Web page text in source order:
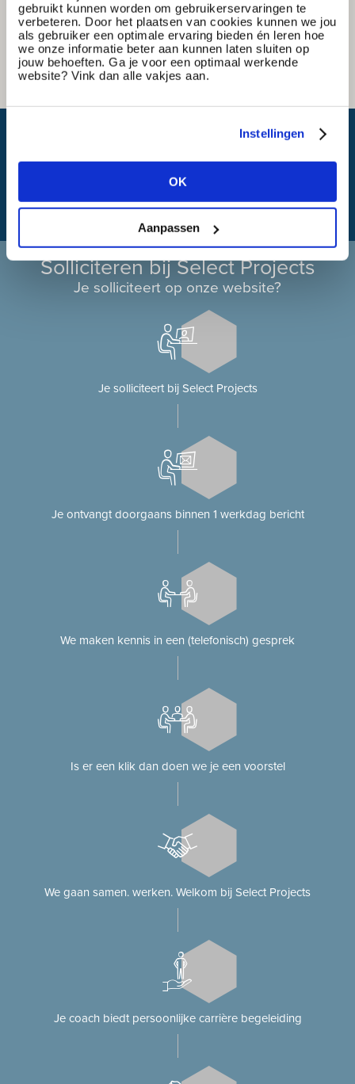
gebruikt kunnen worden om gebruikerservaringen te
verbeteren. Door het plaatsen van cookies kunnen we jou
als gebruiker een optimale ervaring bieden én leren hoe
we onze informatie beter aan kunnen laten sluiten op
jouw behoeften. Ga je voor een optimaal werkende
website? Vink dan alle vakjes aan.
Instellingen
OK
Aanpassen
Solliciteren bij Select Projects
Je solliciteert op onze website?
Je solliciteert bij Select Projects
Je ontvangt doorgaans binnen 1 werkdag bericht
We maken kennis in een (telefonisch) gesprek
Is er een klik dan doen we je een voorstel
We gaan samen. werken. Welkom bij Select Projects
Je coach biedt persoonlijke carrière begeleiding